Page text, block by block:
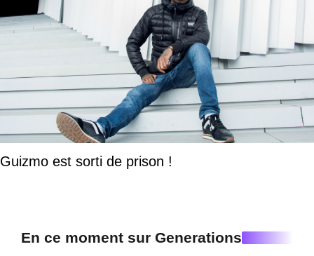
Guizmo est sorti de prison !
En ce moment sur Generations